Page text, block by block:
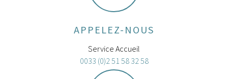
APPELEZ-NOUS
Service Accueil
0033 (0)2 51 58 32 58